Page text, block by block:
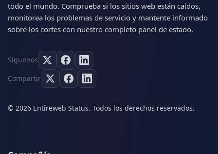
todo el mundo. Comprueba si los sitios web están caídos,
monitorea los problemas de servicio y mantente informado
sobre los cortes con nuestro completo panel de estado.
Síguenos
Compartir
© 2026 Entireweb Status. Todos los derechos reservados.